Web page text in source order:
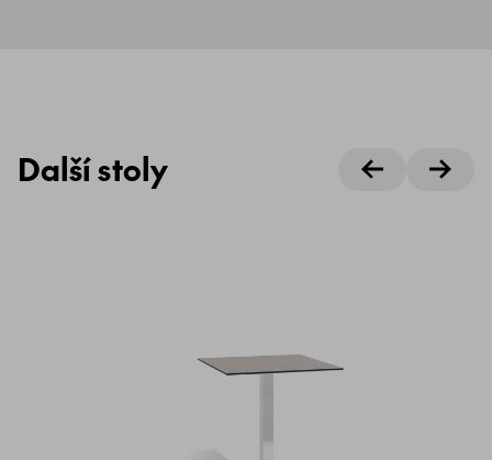
Další stoly